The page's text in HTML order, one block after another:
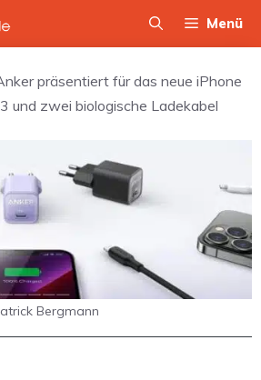
Menü
präsentiert für das neue iPhone
und zwei biologische Ladekabel
Bergmann